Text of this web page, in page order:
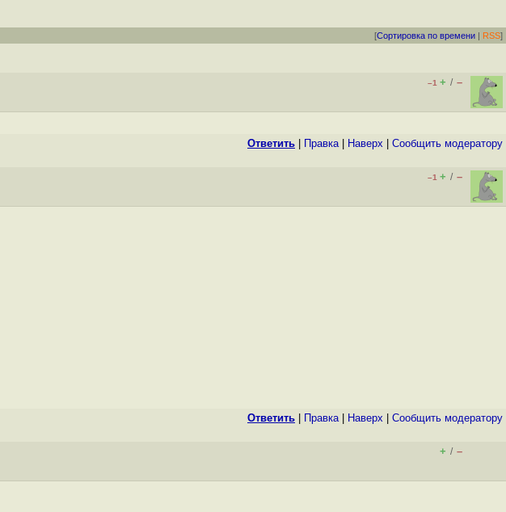
[Сортировка по времени | RSS]
–1 + / –
Ответить Правка| Наверх Cообщить модератору
–1 + / –
Ответить Правка| Наверх Cообщить модератору
+ / –